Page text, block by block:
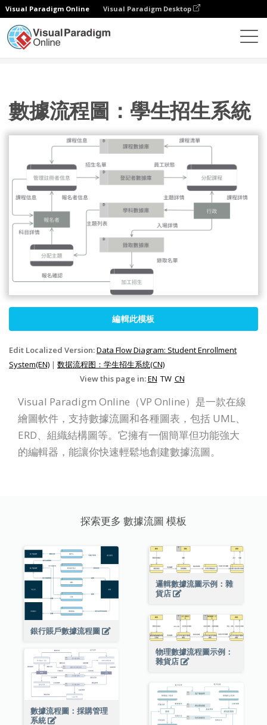
Visual Paradigm Online Visual Paradigm Desktop
數據流程圖：學生招生系統
編輯此模板
Edit Localized Version:Data Flow Diagram: Student Enrollment
System(EN) | 数据流程图：学生招生系统(CN)
View this page in:EN TW CN
Visual Paradigm Online（VP Online）是一款在線
繪圖軟件，支持數據流圖和各種圖表，包括 UML、
ERD、組織結構圖等。它擁有一個簡單但功能強大
的編輯器，能讓你快速輕鬆地創建數據流圖。
探索更多 數據流圖 模板
銀行賬戶數據流程圖
邏輯數據流圖示例：雜
貨店
物理數據流程圖示例：
雜貨店
數據流程圖：採購管理
系統